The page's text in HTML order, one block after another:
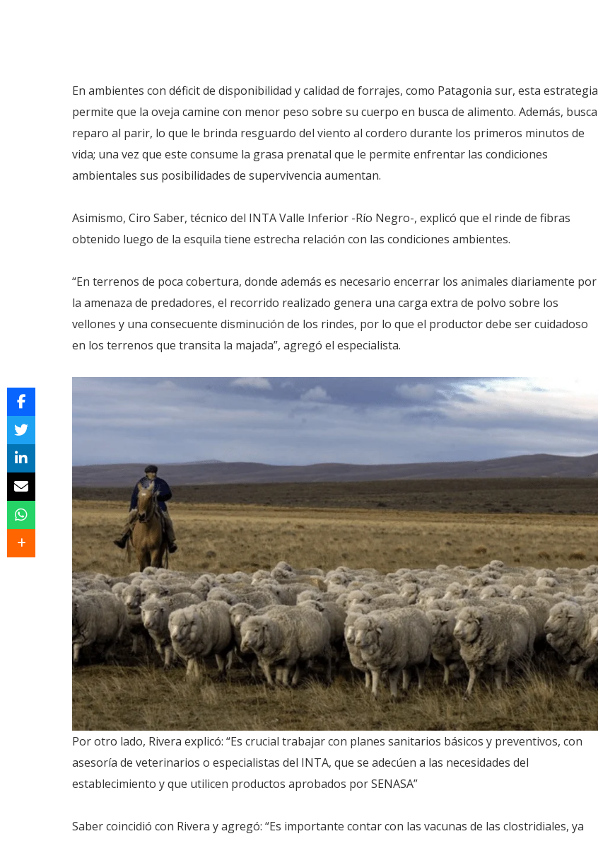
En ambientes con déficit de disponibilidad y calidad de forrajes, como Patagonia sur, esta estrategia
permite que la oveja camine con menor peso sobre su cuerpo en busca de alimento. Además, busca
reparo al parir, lo que le brinda resguardo del viento al cordero durante los primeros minutos de
vida; una vez que este consume la grasa prenatal que le permite enfrentar las condiciones
ambientales sus posibilidades de supervivencia aumentan.
Asimismo, Ciro Saber, técnico del INTA Valle Inferior -Río Negro-, explicó que el rinde de fibras
obtenido luego de la esquila tiene estrecha relación con las condiciones ambientes.
“En terrenos de poca cobertura, donde además es necesario encerrar los animales diariamente por
la amenaza de predadores, el recorrido realizado genera una carga extra de polvo sobre los
vellones y una consecuente disminución de los rindes, por lo que el productor debe ser cuidadoso
en los terrenos que transita la majada”, agregó el especialista.
Por otro lado, Rivera explicó: “Es crucial trabajar con planes sanitarios básicos y preventivos, con
asesoría de veterinarios o especialistas del INTA, que se adecúen a las necesidades del
establecimiento y que utilicen productos aprobados por SENASA”
Saber coincidió con Rivera y agregó: “Es importante contar con las vacunas de las clostridiales, ya